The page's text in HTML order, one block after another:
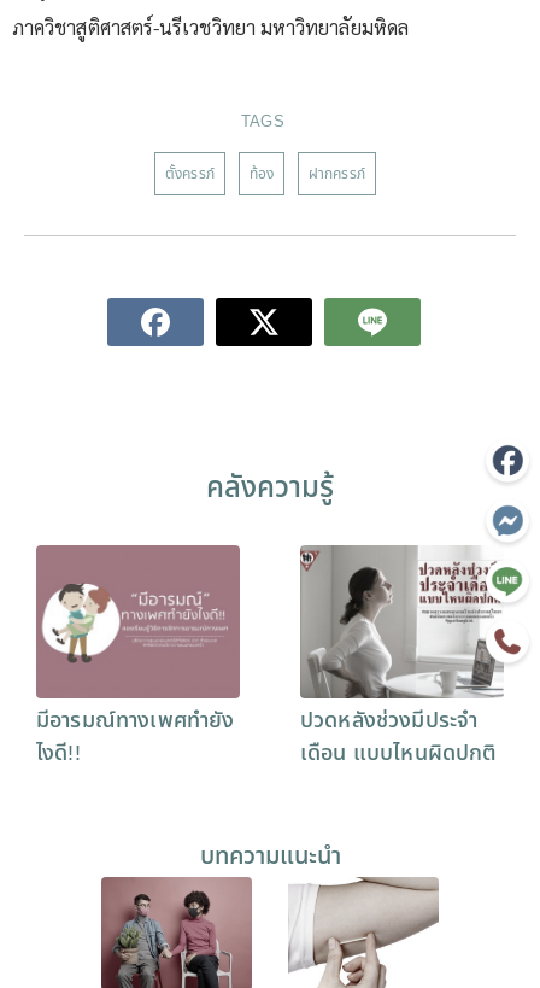
ภาควิชาสูติศาสตร์-นรีเวชวิทยา มหาวิทยาลัยมหิดล
TAGS
ตั้งครรภ์ ท้อง ฝากครรภ์
คลังความรู้
มีอารมณ์ทางเพศทำยัง
ไงดี!!
ปวดหลังช่วงมีประจำ
เดือน แบบไหนผิดปกติ
บทความแนะนำ